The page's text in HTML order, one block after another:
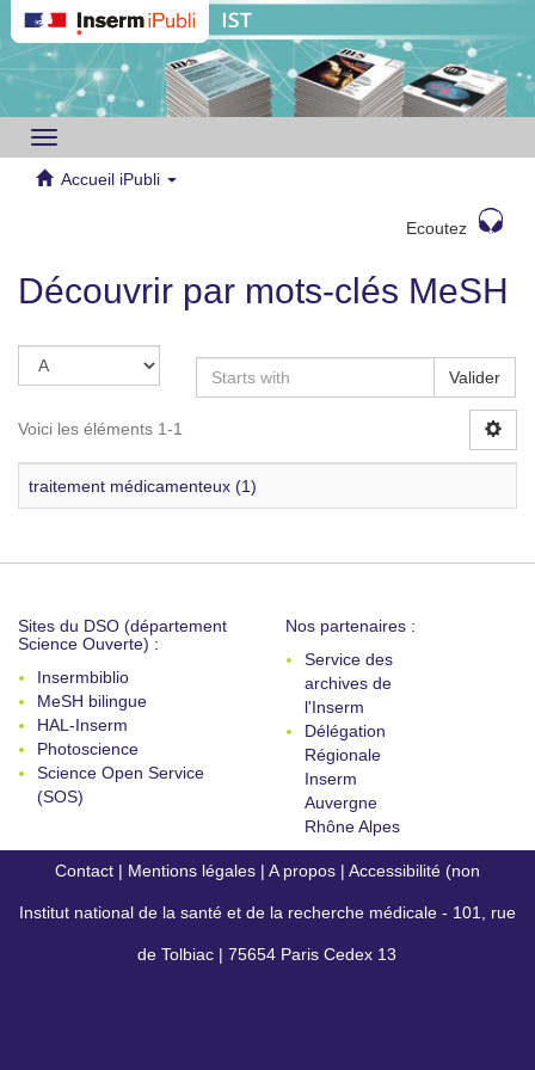
Toggle
navigation
Accueil iPubli
Ecoutez
Découvrir par mots-clés MeSH
Valider
Voici les éléments 1-1
traitement médicamenteux (1)
Sites du DSO (département
Science Ouverte) :
Insermbiblio
MeSH bilingue
HAL-Inserm
Photoscience
Science Open Service
(SOS)
Nos partenaires :
Service des
archives de
l'Inserm
Délégation
Régionale
Inserm
Auvergne
Rhône Alpes
Contact | Mentions légales | A propos | Accessibilité (non
conforme)
Institut national de la santé et de la recherche médicale - 101, rue
de Tolbiac | 75654 Paris Cedex 13